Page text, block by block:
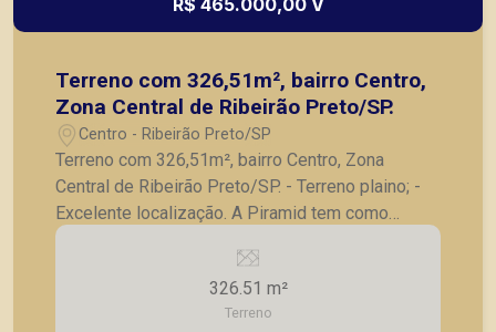
R$ 465.000,00 V
Terreno com 326,51m², bairro Centro,
Zona Central de Ribeirão Preto/SP.
Centro - Ribeirão Preto/SP
Terreno com 326,51m², bairro Centro, Zona
Central de Ribeirão Preto/SP. - Terreno plaino; -
Excelente localização. A Piramid tem como
objetivo atender seus clientes com agilidade e
segurança, em locação, vendas de imóveis
prontos, usados ou mesmo nos principais
lançamentos da cidade de Ribeirão Preto.
326.51 m²
Terreno